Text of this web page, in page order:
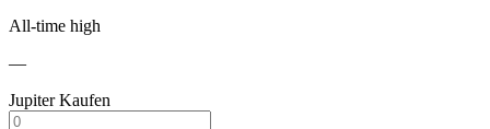
All-time high
—
Jupiter Kaufen